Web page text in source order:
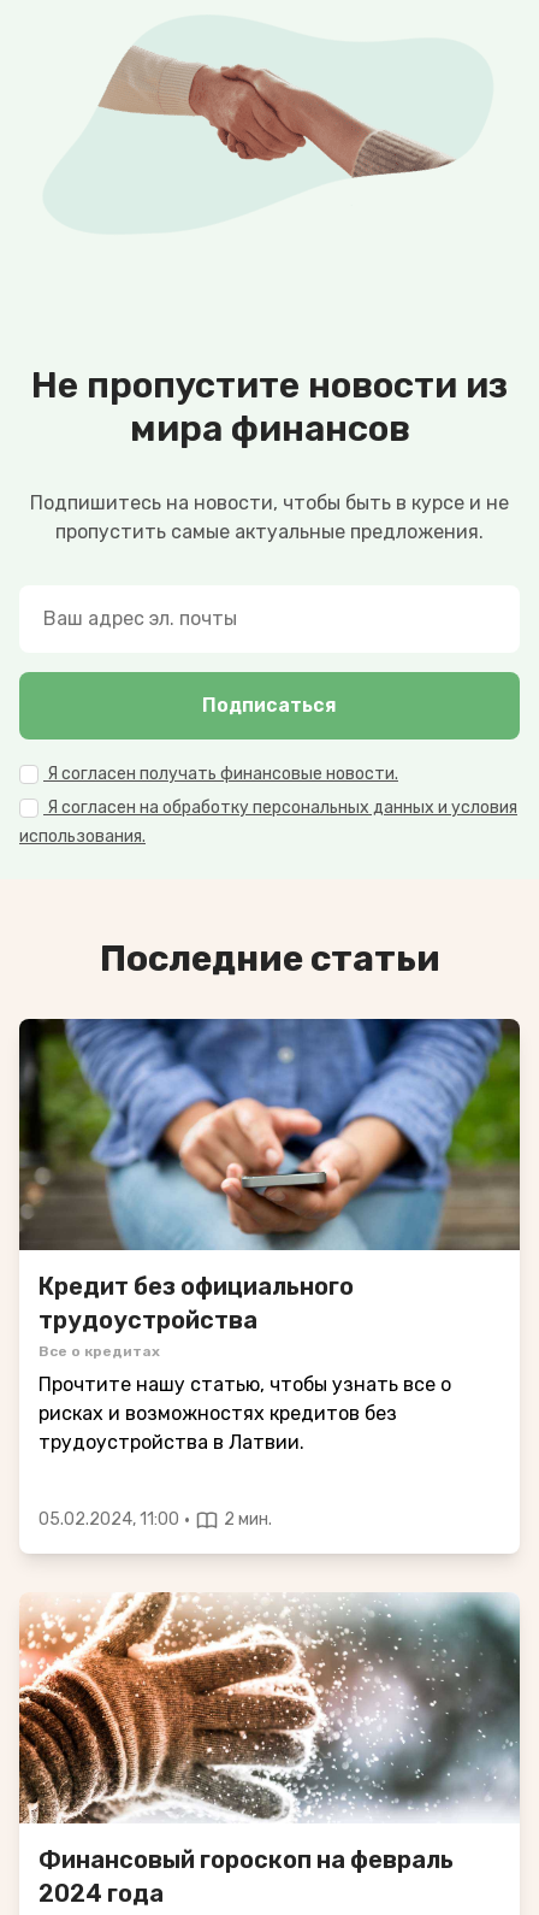
Не пропустите новости из
мира финансов
Подпишитесь на новости, чтобы быть в курсе и не
пропустить самые актуальные предложения.
Подписаться
Я согласен получать финансовые новости.
Я согласен на обработку персональных данных и условия
использования.
Последние статьи
Кредит без официального
трудоустройства
Все о кредитах
Прочтите нашу статью, чтобы узнать все о
рисках и возможностях кредитов без
трудоустройства в Латвии.
05.02.2024, 11:00 · 2 мин.
Финансовый гороскоп на февраль
2024 года